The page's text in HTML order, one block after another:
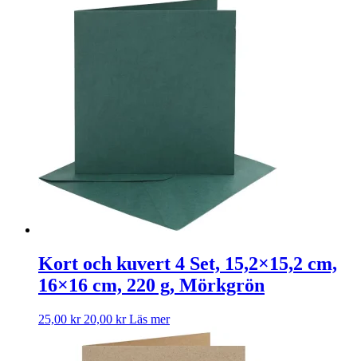
Kort och kuvert 4 Set, 15,2×15,2 cm,
16×16 cm, 220 g, Mörkgrön
25,00 kr 20,00 kr Läs mer